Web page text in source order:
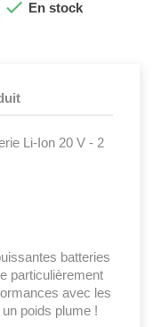
 En stock
Li-Ion 20 V - 2
batteries
particulièrement
avec les
poids plume !